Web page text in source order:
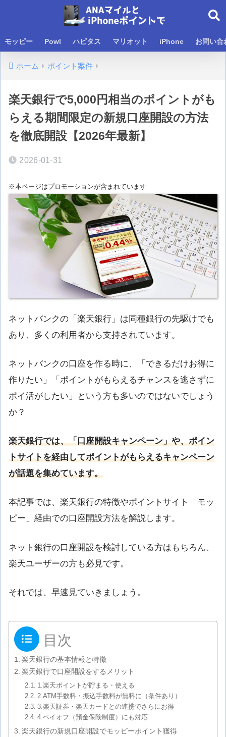
モッピー Powl ハピタス マリオット iPhone お問い合
ホーム ポイント案件
楽天銀行で5,000円相当のポイントがも
らえる期間限定の新規口座開設の方法
を徹底開設【2026年最新】
2026-01-31
※本ページはプロモーションが含まれています
ネットバンクの「楽天銀行」は同種銀行の先駆けでも
あり、多くの利用者から支持されています。
ネットバンクの口座を作る時に、「できるだけお得に
作りたい」「ポイントがもらえるチャンスを逃さずに
ポイ活がしたい」という方も多いのではないでしょう
か？
楽天銀行では、「口座開設キャンペーン」や、ポイン
トサイトを経由してポイントがもらえるキャンペーン
が話題を集めています。
本記事では、楽天銀行の特徴やポイントサイト「モッ
ピー」経由での口座開設方法を解説します。
ネット銀行の口座開設を検討している方はもちろん、
楽天ユーザーの方も必見です。
それでは、早速見ていきましょう。
目次
楽天銀行の基本情報と特徴
楽天銀行で口座開設をするメリット
1.楽天ポイントが貯まる・使える
2.ATM手数料・振込手数料が無料に（条件あり）
3.楽天証券・楽天カードとの連携でさらにお得
4.ペイオフ（預金保険制度）にも対応
楽天銀行の新規口座開設でモッピーポイント獲得